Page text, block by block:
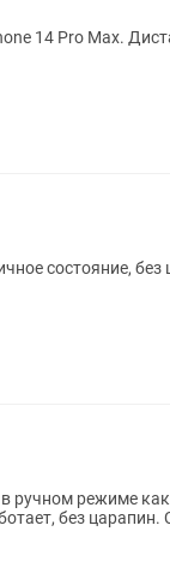
14 Pro Max.
без
ручном режиме
без царапин.